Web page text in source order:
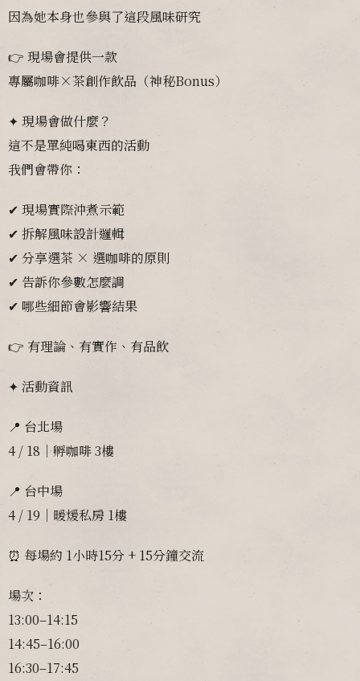
因為她本身也參與了這段風味研究
👉 現場會提供一款
專屬咖啡×茶創作飲品（神秘Bonus）
✦ 現場會做什麼？
這不是單純喝東西的活動
我們會帶你：
✔ 現場實際沖煮示範
✔ 拆解風味設計邏輯
✔ 分享選茶 × 選咖啡的原則
✔ 告訴你參數怎麼調
✔ 哪些細節會影響結果
👉 有理論、有實作、有品飲
✦ 活動資訊
📍 台北場
4 / 18｜孵咖啡 3樓
📍 台中場
4 / 19｜暖煖私房 1樓
⏰ 每場約 1小時15分 + 15分鐘交流
場次：
13:00–14:15
14:45–16:00
16:30–17:45